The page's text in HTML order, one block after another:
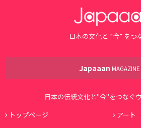
日本の文化と ”今” をつ
Japaaan MAGAZINE
日本の伝統文化と"今"をつなぐ
トップページ
アート